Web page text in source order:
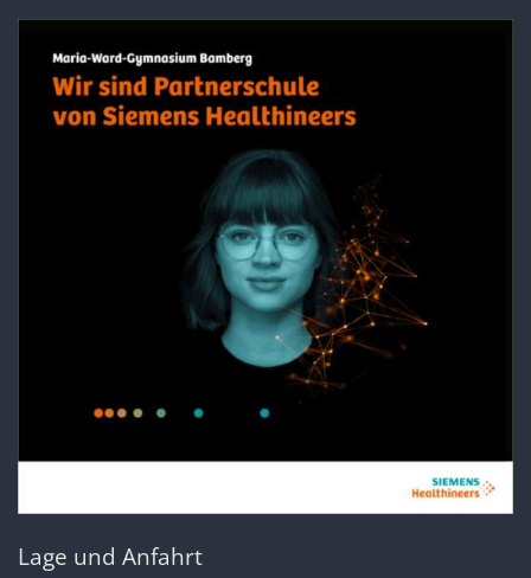
Lage und Anfahrt